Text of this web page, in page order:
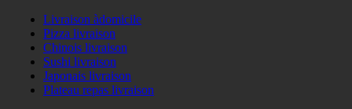
Livraison àdomicile
Pizza livraison
Chinois livraison
Sushi livraison
Japonais livraison
Plateau repas livraison